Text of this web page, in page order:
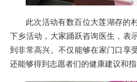
此次活动有数百位大莲湖存的
下乡活动，大家踊跃咨询医生，表
到非常高兴。不仅能够在家门口享
还能够得到志愿者们的健康建议和指